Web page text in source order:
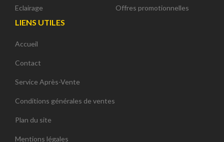
Eclairage Offres promotionnelles
LIENS UTILES
Accueil
Contact
Service Après-Vente
Conditions générales de ventes
Plan du site
Mentions légales